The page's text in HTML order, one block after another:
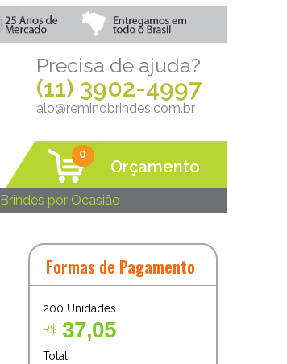
Precisa de ajuda?
(11) 3902-4997
alo@remindbrindes.com.br
0
Orçamento
Brindes por Ocasião
Formas de Pagamento
200 Unidades
R$ 37,05
Total: